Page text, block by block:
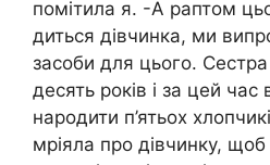
помітила я. -А раптом
диться дівчинка, ми
засоби для цього.
десять років і за цей час
народити п’ятьох
мріяла про дівчинку, щоб